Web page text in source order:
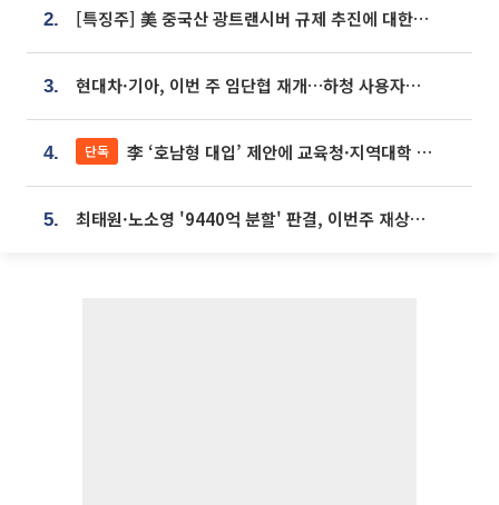
2. [특징주] 美 중국산 광트랜시버 규제 추진에 대한광통신 등 광통신株 강세
3. 현대차·기아, 이번 주 임단협 재개…하청 사용자성 재심도 ‘변수’
4. 단독 李 ‘호남형 대입’ 제안에 교육청·지역대학 서·논술형 입시 연계 '착수'
5. 최태원·노소영 '9440억 분할' 판결, 이번주 재상고 여부 주목